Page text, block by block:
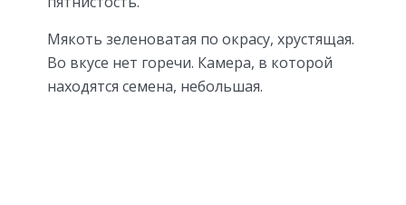
Мякоть зеленоватая по окрасу, хрустящая.
Во вкусе нет горечи. Камера, в которой
находятся семена, небольшая.